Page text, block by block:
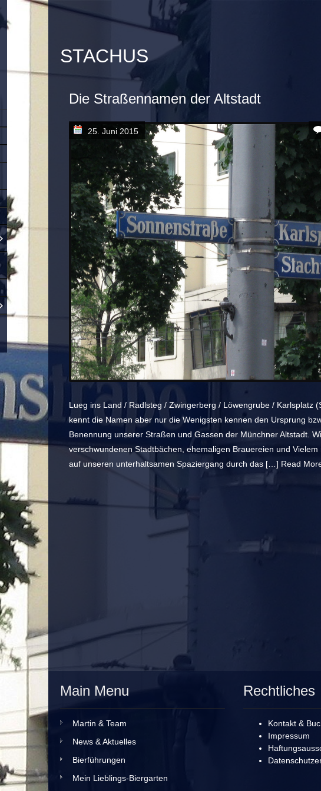
STACHUS
Die Straßennamen der Altstadt
25. Juni 2015
Lueg ins Land / Radlsteg / Zwingerberg / Löwengrube / Karlsplatz
kennt die Namen aber nur die Wenigsten kennen den Ursprung
Benennung unserer Straßen und Gassen der Münchner Altstadt.
verschwundenen Stadtbächen, ehemaligen Brauereien und Vielem
auf unseren unterhaltsamen Spaziergang durch das […] Read
Main Menu
Martin & Team
News & Aktuelles
Bierführungen
Mein Lieblings-Biergarten
Rechtliches
Kontakt &
Impressum